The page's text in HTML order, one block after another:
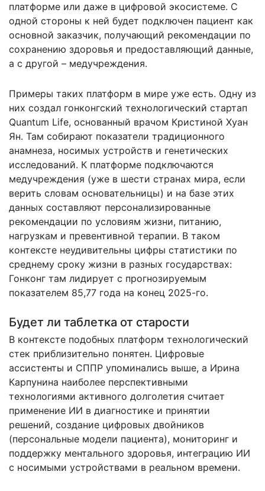
платформе или даже в цифровой экосистеме. С
одной стороны к ней будет подключен пациент как
основной заказчик, получающий рекомендации по
сохранению здоровья и предоставляющий данные,
а с другой – медучреждения.
Примеры таких платформ в мире уже есть. Одну из
них создал гонконгский технологический стартап
Quantum Life, основанный врачом Кристиной Хуан
Ян. Там собирают показатели традиционного
анамнеза, носимых устройств и генетических
исследований. К платформе подключаются
медучреждения (уже в шести странах мира, если
верить словам основательницы) и на базе этих
данных составляют персонализированные
рекомендации по условиям жизни, питанию,
нагрузкам и превентивной терапии. В таком
контексте неудивительны цифры статистики по
среднему сроку жизни в разных государствах:
Гонконг там лидирует с прогнозируемым
показателем 85,77 года на конец 2025-го.
Будет ли таблетка от старости
В контексте подобных платформ технологический
стек приблизительно понятен. Цифровые
ассистенты и СППР упоминались выше, а Ирина
Карпунина наиболее перспективными
технологиями активного долголетия считает
применение ИИ в диагностике и принятии
решений, создание цифровых двойников
(персональные модели пациента), мониторинг и
поддержку ментального здоровья, интеграцию ИИ
с носимыми устройствами в реальном времени.